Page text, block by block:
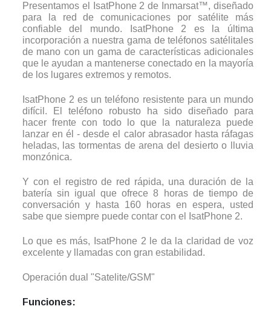
Presentamos el IsatPhone 2 de Inmarsat™, diseñado
para la red de comunicaciones por satélite más
confiable del mundo. IsatPhone 2 es la última
incorporación a nuestra gama de teléfonos satélitales
de mano con un gama de características adicionales
que le ayudan a mantenerse conectado en la mayoría
de los lugares extremos y remotos.
IsatPhone 2 es un teléfono resistente para un mundo
difícil. El teléfono robusto ha sido diseñado para
hacer frente con todo lo que la naturaleza puede
lanzar en él - desde el calor abrasador hasta ráfagas
heladas, las tormentas de arena del desierto o lluvia
monzónica.
Y con el registro de red rápida, una duración de la
batería sin igual que ofrece 8 horas de tiempo de
conversación y hasta 160 horas en espera, usted
sabe que siempre puede contar con el IsatPhone 2.
Lo que es más, IsatPhone 2 le da la claridad de voz
excelente y llamadas con gran estabilidad.
Operación dual "Satelite/GSM"
Funciones: